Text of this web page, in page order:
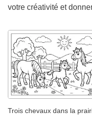
votre créativité et
Trois chevaux dans la